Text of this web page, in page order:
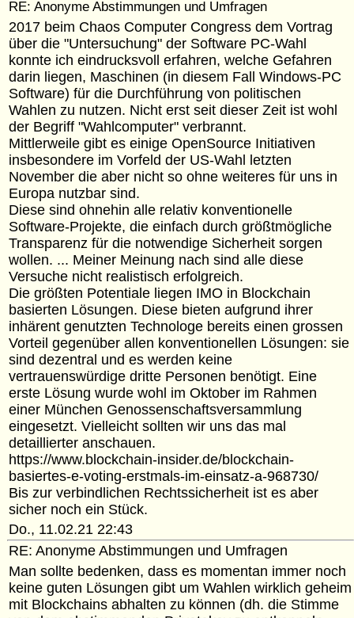
RE: Anonyme Abstimmungen und Umfragen
2017 beim Chaos Computer Congress dem Vortrag
über die "Untersuchung" der Software PC-Wahl
konnte ich eindrucksvoll erfahren, welche Gefahren
darin liegen, Maschinen (in diesem Fall Windows-PC
Software) für die Durchführung von politischen
Wahlen zu nutzen. Nicht erst seit dieser Zeit ist wohl
der Begriff "Wahlcomputer" verbrannt.
Mittlerweile gibt es einige OpenSource Initiativen
insbesondere im Vorfeld der US-Wahl letzten
November die aber nicht so ohne weiteres für uns in
Europa nutzbar sind.
Diese sind ohnehin alle relativ konventionelle
Software-Projekte, die einfach durch größtmögliche
Transparenz für die notwendige Sicherheit sorgen
wollen. ... Meiner Meinung nach sind alle diese
Versuche nicht realistisch erfolgreich.
Die größten Potentiale liegen IMO in Blockchain
basierten Lösungen. Diese bieten aufgrund ihrer
inhärent genutzten Technologe bereits einen grossen
Vorteil gegenüber allen konventionellen Lösungen: sie
sind dezentral und es werden keine
vertrauenswürdige dritte Personen benötigt. Eine
erste Lösung wurde wohl im Oktober im Rahmen
einer München Genossenschaftsversammlung
eingesetzt. Vielleicht sollten wir uns das mal
detaillierter anschauen.
https://www.blockchain-insider.de/blockchain-
basiertes-e-voting-erstmals-im-einsatz-a-968730/
Bis zur verbindlichen Rechtssicherheit ist es aber
sicher noch ein Stück.
Do., 11.02.21 22:43
RE: Anonyme Abstimmungen und Umfragen
Man sollte bedenken, dass es momentan immer noch
keine guten Lösungen gibt um Wahlen wirklich geheim
mit Blockchains abhalten zu können (dh. die Stimme